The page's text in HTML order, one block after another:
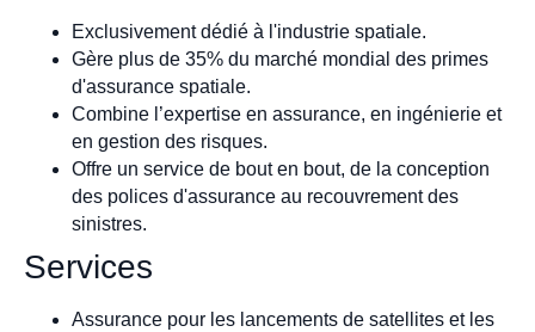
Exclusivement dédié à l'industrie spatiale.
Gère plus de 35% du marché mondial des primes
d'assurance spatiale.
Combine l’expertise en assurance, en ingénierie et
en gestion des risques.
Offre un service de bout en bout, de la conception
des polices d'assurance au recouvrement des
sinistres.
Services
Assurance pour les lancements de satellites et les